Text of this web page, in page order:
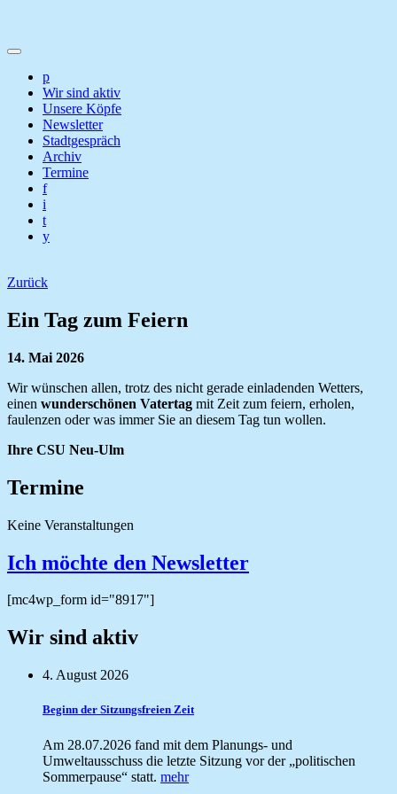
p
Wir sind aktiv
Unsere Köpfe
Newsletter
Stadtgespräch
Archiv
Termine
f
i
t
y
Zurück
Ein Tag zum Feiern
14. Mai 2026
Wir wünschen allen, trotz des nicht gerade einladenden Wetters,
einen wunderschönen Vatertag mit Zeit zum feiern, erholen,
faulenzen oder was immer Sie an diesem Tag tun wollen.
Ihre CSU Neu-Ulm
Termine
Keine Veranstaltungen
Ich möchte den Newsletter
[mc4wp_form id="8917"]
Wir sind aktiv
4. August 2026
Beginn der Sitzungsfreien Zeit
Am 28.07.2026 fand mit dem Planungs- und
Umweltausschuss die letzte Sitzung vor der „politischen
Sommerpause“ statt. mehr